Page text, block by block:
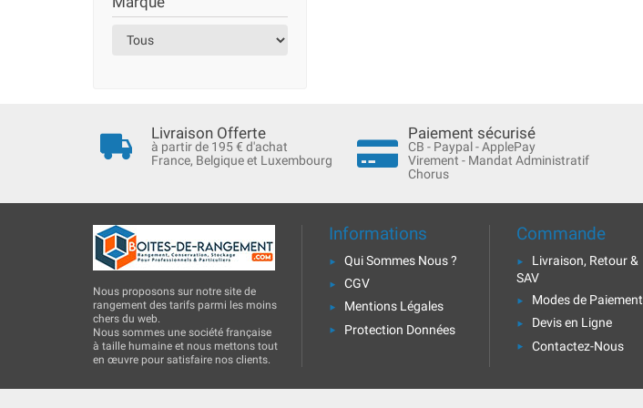
Livraison Offerte
à partir de 195 € d'achat
France, Belgique et Luxembourg
Paiement sécurisé
CB - Paypal - ApplePay
Virement - Mandat Administratif
Chorus
Nous proposons sur notre site de
rangement des tarifs parmi les moins
chers du web.
Nous sommes une société française
à taille humaine et nous mettons tout
en œuvre pour satisfaire nos clients.
Informations
Qui Sommes Nous ?
CGV
Mentions Légales
Protection Données
Commande
Livraison, Retour &
SAV
Modes de Paiement
Devis en Ligne
Contactez-Nous